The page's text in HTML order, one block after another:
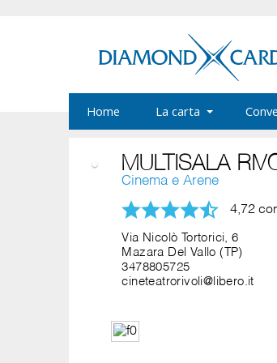
Home La carta
MULTISALA
Cinema e Arene
4,72
Via Nicolò Tortorici, 6
Mazara Del Vallo (TP)
3478805725
cineteatrorivoli@libero.it